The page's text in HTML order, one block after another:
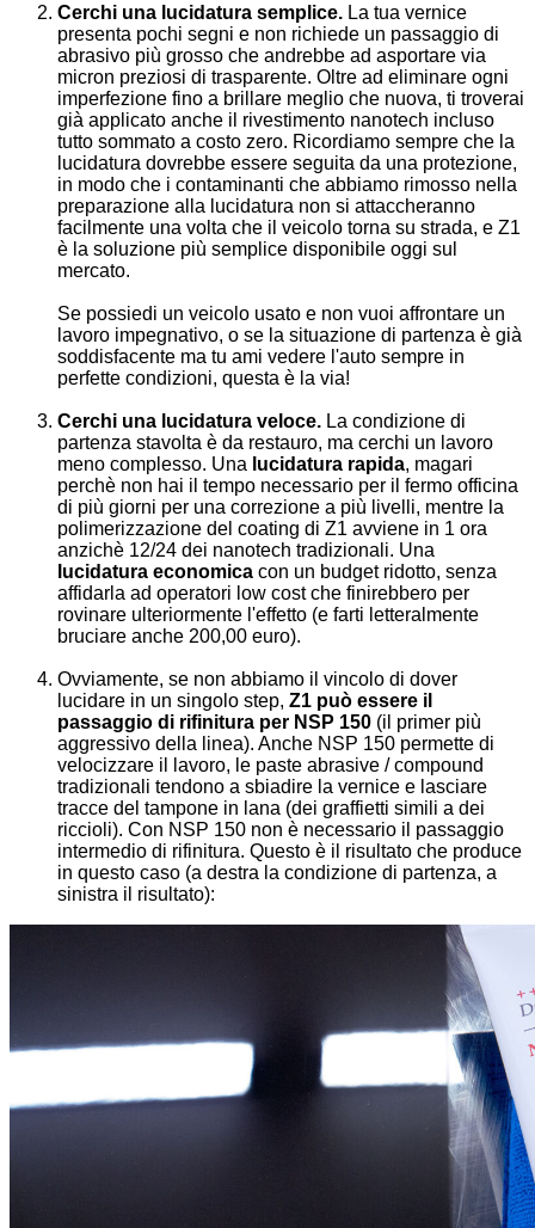
Cerchi una lucidatura semplice. La tua vernice
presenta pochi segni e non richiede un passaggio di
abrasivo più grosso che andrebbe ad asportare via
micron preziosi di trasparente. Oltre ad eliminare ogni
imperfezione fino a brillare meglio che nuova, ti troverai
già applicato anche il rivestimento nanotech incluso
tutto sommato a costo zero. Ricordiamo sempre che la
lucidatura dovrebbe essere seguita da una protezione,
in modo che i contaminanti che abbiamo rimosso nella
preparazione alla lucidatura non si attaccheranno
facilmente una volta che il veicolo torna su strada, e Z1
è la soluzione più semplice disponibile oggi sul
mercato.
Se possiedi un veicolo usato e non vuoi affrontare un
lavoro impegnativo, o se la situazione di partenza è già
soddisfacente ma tu ami vedere l'auto sempre in
perfette condizioni, questa è la via!
Cerchi una lucidatura veloce. La condizione di
partenza stavolta è da restauro, ma cerchi un lavoro
meno complesso. Una lucidatura rapida, magari
perchè non hai il tempo necessario per il fermo officina
di più giorni per una correzione a più livelli, mentre la
polimerizzazione del coating di Z1 avviene in 1 ora
anzichè 12/24 dei nanotech tradizionali. Una
lucidatura economica con un budget ridotto, senza
affidarla ad operatori low cost che finirebbero per
rovinare ulteriormente l'effetto (e farti letteralmente
bruciare anche 200,00 euro).
Ovviamente, se non abbiamo il vincolo di dover
lucidare in un singolo step, Z1 può essere il
passaggio di rifinitura per NSP 150 (il primer più
aggressivo della linea). Anche NSP 150 permette di
velocizzare il lavoro, le paste abrasive / compound
tradizionali tendono a sbiadire la vernice e lasciare
tracce del tampone in lana (dei graffietti simili a dei
riccioli). Con NSP 150 non è necessario il passaggio
intermedio di rifinitura. Questo è il risultato che produce
in questo caso (a destra la condizione di partenza, a
sinistra il risultato):